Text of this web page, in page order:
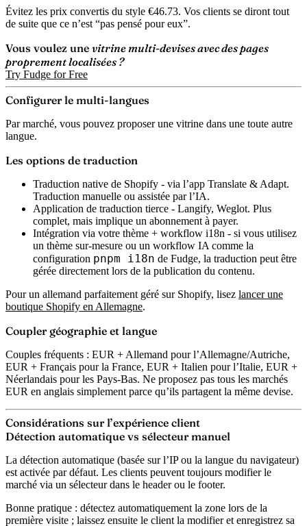
Évitez les prix convertis du style €46.73. Vos clients se diront tout
de suite que ce n’est “pas pensé pour eux”.
Vous voulez une vitrine multi-devises avec des pages
proprement localisées ?
Try Fudge for Free
Configurer le multi-langues
Par marché, vous pouvez proposer une vitrine dans une toute autre
langue.
Les options de traduction
Traduction native de Shopify - via l’app Translate & Adapt.
Traduction manuelle ou assistée par l’IA.
Application de traduction tierce - Langify, Weglot. Plus
complet, mais implique un abonnement à payer.
Intégration via votre thème + workflow i18n - si vous utilisez
un thème sur-mesure ou un workflow IA comme la
configuration pnpm i18n de Fudge, la traduction peut être
gérée directement lors de la publication du contenu.
Pour un allemand parfaitement géré sur Shopify, lisez lancer une
boutique Shopify en Allemagne.
Coupler géographie et langue
Couples fréquents : EUR + Allemand pour l’Allemagne/Autriche,
EUR + Français pour la France, EUR + Italien pour l’Italie, EUR +
Néerlandais pour les Pays-Bas. Ne proposez pas tous les marchés
EUR en anglais simplement parce qu’ils partagent la même devise.
Considérations sur l’expérience client
Détection automatique vs sélecteur manuel
La détection automatique (basée sur l’IP ou la langue du navigateur)
est activée par défaut. Les clients peuvent toujours modifier le
marché via un sélecteur dans le header ou le footer.
Bonne pratique : détectez automatiquement la zone lors de la
première visite ; laissez ensuite le client la modifier et enregistrez sa